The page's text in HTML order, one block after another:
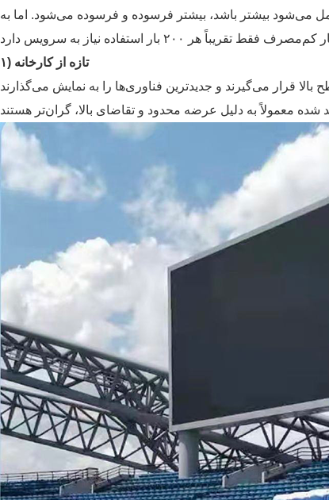
می‌شود بیشتر باشد، بیشتر فرسوده و فرسوده می‌شود. اما به
۱) تازه از کارخانه